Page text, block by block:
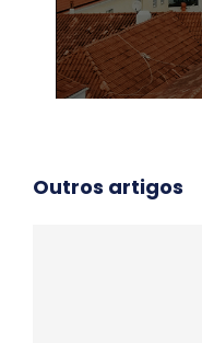
Outros artigos